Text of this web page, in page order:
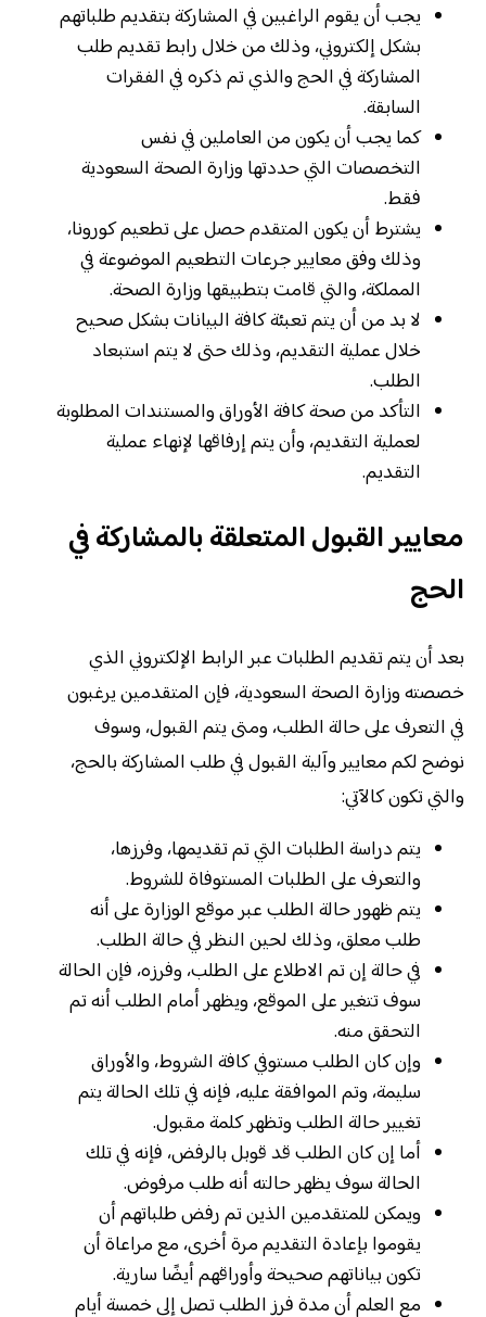
يجب أن يقوم الراغبين في المشاركة بتقديم طلباتهم
بشكل إلكتروني، وذلك من خلال رابط تقديم طلب
المشاركة في الحج والذي تم ذكره في الفقرات
السابقة.
كما يجب أن يكون من العاملين في نفس
التخصصات التي حددتها وزارة الصحة السعودية
فقط.
يشترط أن يكون المتقدم حصل على تطعيم كورونا،
وذلك وفق معايير جرعات التطعيم الموضوعة في
المملكة، والتي قامت بتطبيقها وزارة الصحة.
لا بد من أن يتم تعبئة كافة البيانات بشكل صحيح
خلال عملية التقديم، وذلك حتى لا يتم استبعاد
الطلب.
التأكد من صحة كافة الأوراق والمستندات المطلوبة
لعملية التقديم، وأن يتم إرفاقها لإنهاء عملية
التقديم.
معايير القبول المتعلقة بالمشاركة في
الحج
بعد أن يتم تقديم الطلبات عبر الرابط الإلكتروني الذي
خصصته وزارة الصحة السعودية، فإن المتقدمين يرغبون
في التعرف على حالة الطلب، ومتى يتم القبول، وسوف
نوضح لكم معايير وآلية القبول في طلب المشاركة بالحج،
والتي تكون كالآتي:
يتم دراسة الطلبات التي تم تقديمها، وفرزها،
والتعرف على الطلبات المستوفاة للشروط.
يتم ظهور حالة الطلب عبر موقع الوزارة على أنه
طلب معلق، وذلك لحين النظر في حالة الطلب.
في حالة إن تم الاطلاع على الطلب، وفرزه، فإن الحالة
سوف تتغير على الموقع، ويظهر أمام الطلب أنه تم
التحقق منه.
وإن كان الطلب مستوفي كافة الشروط، والأوراق
سليمة، وتم الموافقة عليه، فإنه في تلك الحالة يتم
تغيير حالة الطلب وتظهر كلمة مقبول.
أما إن كان الطلب قد قوبل بالرفض، فإنه في تلك
الحالة سوف يظهر حالته أنه طلب مرفوض.
ويمكن للمتقدمين الذين تم رفض طلباتهم أن
يقوموا بإعادة التقديم مرة أخرى، مع مراعاة أن
تكون بياناتهم صحيحة وأوراقهم أيضًا سارية.
مع العلم أن مدة فرز الطلب تصل إلى خمسة أيام